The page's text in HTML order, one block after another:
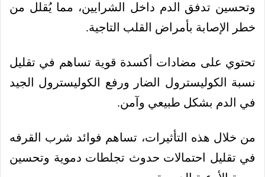
وتحسين تدفق الدم داخل الشرايين، مما يُقلل من
خطر الإصابة بأمراض القلب التاجية.
تحتوي على مضادات أكسدة قوية تساهم في تقليل
نسبة الكوليسترول الضار ورفع الكوليسترول الجيد
في الدم بشكل طبيعي وآمن.
من خلال هذه التأثيرات، تساهم فوائد شرب القرفه
في تقليل احتمالات حدوث تجلطات دموية وتحسين